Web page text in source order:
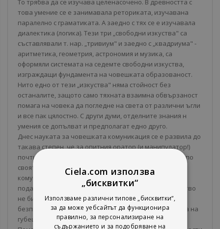
То трябва да се изучава целенасочено. В древността с
това умение се е занимавала реториката, изучавана
паралелно с граматиката. А заедно с тях се е изучавала
диалектика (логика). Тези три „свободни изкуства" са
съставлявали т. нар. „тривиум" и заедно с „квадриума" -
аритметика, геометрия, астрономия и музика, са
оформяли системата на седемте свободни изкуства,
изграждащи фундамента на човешката образованост.
Нито едно от тези „изкуства" няма стойност без
останалите, защото само тяхната взаимна обвързаност
помага на човека да погледне на света от различни ъгли
и все пак цялостно. С други думи, отделните знания н
умения се допълват и предполагат едно друго.
Днес науката за човешката комуникация се е развила до
такава степен, че за опитния оратор (и манипулатор!)
почти всичко е възможно. Съвременното общество по
своята същност изюлючително много зависи от
комуникативните умения и за съжаление е твърде
податливо на манипулации. И точно в такова общество
не бива да оставаме комуникативно неграмотни и
безпомощни! Това автоматически ни отрежда ролята на
губещите, на аутсайдерите.
Ciela.com използва
„бисквитки“
Използваме различни типове „бисквитки“,
за да може уебсайтът да функционира
правилно, за персонализиране на
съдържанието и за подобряване на